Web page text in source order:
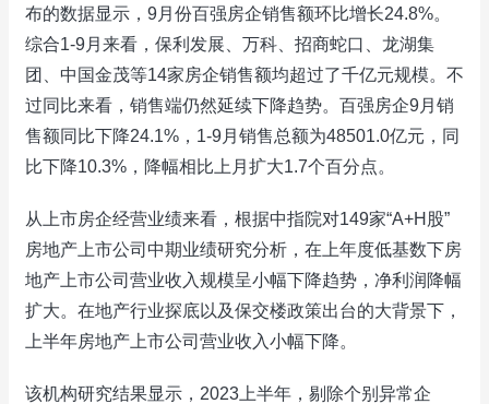
布的数据显示，9月份百强房企销售额环比增长24.8%。
综合1-9月来看，保利发展、万科、招商蛇口、龙湖集
团、中国金茂等14家房企销售额均超过了千亿元规模。不
过同比来看，销售端仍然延续下降趋势。百强房企9月销
售额同比下降24.1%，1-9月销售总额为48501.0亿元，同
比下降10.3%，降幅相比上月扩大1.7个百分点。
从上市房企经营业绩来看，根据中指院对149家“A+H股”
房地产上市公司中期业绩研究分析，在上年度低基数下房
地产上市公司营业收入规模呈小幅下降趋势，净利润降幅
扩大。在地产行业探底以及保交楼政策出台的大背景下，
上半年房地产上市公司营业收入小幅下降。
该机构研究结果显示，2023上半年，剔除个别异常企